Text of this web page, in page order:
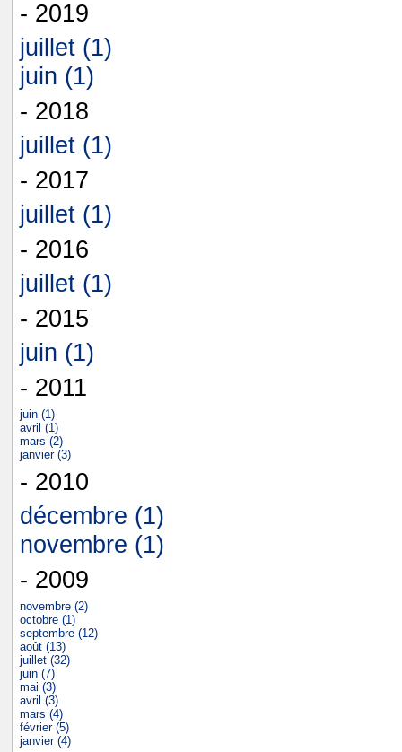
- 2019
juillet (1)
juin (1)
- 2018
juillet (1)
- 2017
juillet (1)
- 2016
juillet (1)
- 2015
juin (1)
- 2011
juin (1)
avril (1)
mars (2)
janvier (3)
- 2010
décembre (1)
novembre (1)
- 2009
novembre (2)
octobre (1)
septembre (12)
août (13)
juillet (32)
juin (7)
mai (3)
avril (3)
mars (4)
février (5)
janvier (4)